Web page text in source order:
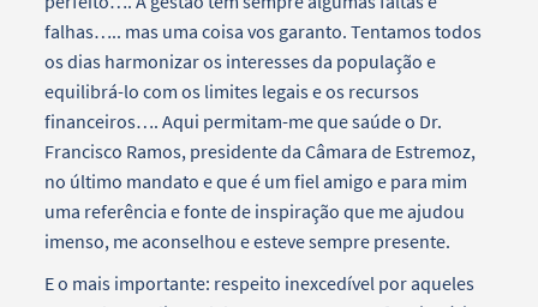
falhas….. mas uma coisa vos garanto. Tentamos todos
os dias harmonizar os interesses da população e
equilibrá-lo com os limites legais e os recursos
financeiros…. Aqui permitam-me que saúde o Dr.
Francisco Ramos, presidente da Câmara de Estremoz,
no último mandato e que é um fiel amigo e para mim
uma referência e fonte de inspiração que me ajudou
imenso, me aconselhou e esteve sempre presente.
E o mais importante: respeito inexcedível por aqueles